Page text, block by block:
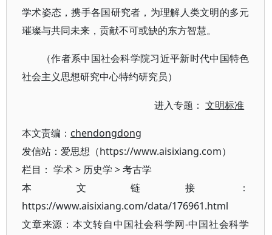
学术姿态，携手各国研究者，为理解人类文明的多元
璀璨与共同未来，贡献不可或缺的东方智慧。
（作者系中国社会科学院习近平新时代中国特色
社会主义思想研究中心特约研究员）
进入专题：文明标准
本文责编： chendongdong
发信站：爱思想（https://www.aisixiang.com）
栏目： 学术> 历史学 >考古学
本文链接：
https://www.aisixiang.com/data/176961.html
文章来源：本文转自中国社会科学网-中国社会科学